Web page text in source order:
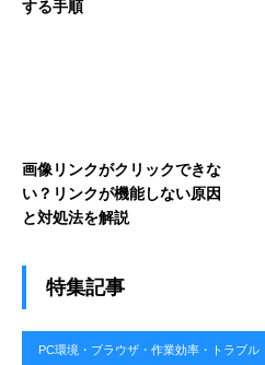
する手順
画像リンクがクリックできな
い？リンクが機能しない原因
と対処法を解説
特集記事
PC環境・ブラウザ・作業効率・トラブル